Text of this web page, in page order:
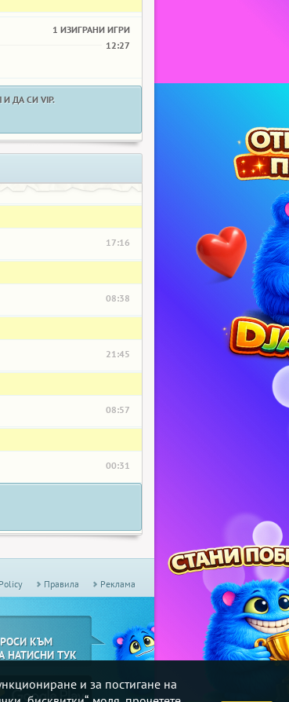
1 ИЗИГРАНИ ИГРИ
12:27
ДА СИ VIP.
17:16
08:38
21:45
08:57
00:31
и за постигане на
Правила Реклама
КЪМ
НАТИСНИ ТУК